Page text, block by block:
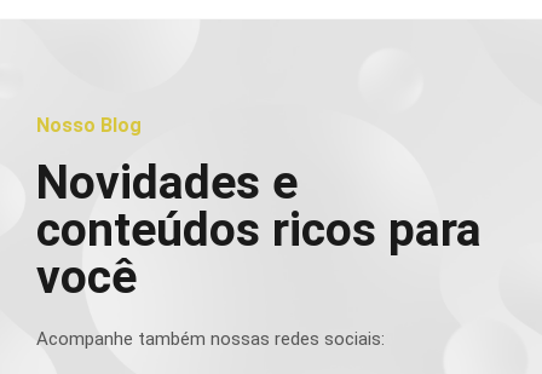
Nosso Blog
Novidades e
conteúdos ricos para
você
Acompanhe também nossas redes sociais: